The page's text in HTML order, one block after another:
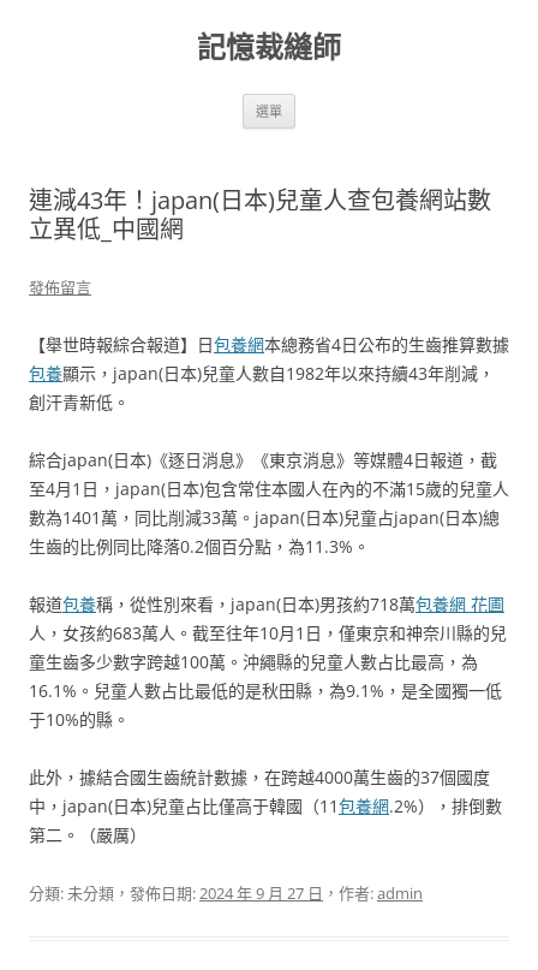
記憶裁縫師
選單
連減43年！japan(日本)兒童人查包養網站數
立異低_中國網
發佈留言
【舉世時報綜合報道】日包養網本總務省4日公布的生齒推算數據
包養顯示，japan(日本)兒童人數自1982年以來持續43年削減，
創汗青新低。
綜合japan(日本)《逐日消息》《東京消息》等媒體4日報道，截
至4月1日，japan(日本)包含常住本國人在內的不滿15歲的兒童人
數為1401萬，同比削減33萬。japan(日本)兒童占japan(日本)總
生齒的比例同比降落0.2個百分點，為11.3%。
報道包養稱，從性別來看，japan(日本)男孩約718萬包養網 花圃
人，女孩約683萬人。截至往年10月1日，僅東京和神奈川縣的兒
童生齒多少數字跨越100萬。沖繩縣的兒童人數占比最高，為
16.1%。兒童人數占比最低的是秋田縣，為9.1%，是全國獨一低
于10%的縣。
此外，據結合國生齒統計數據，在跨越4000萬生齒的37個國度
中，japan(日本)兒童占比僅高于韓國（11包養網.2%），排倒數
第二。（嚴厲）
分類: 未分類，發佈日期:2024 年 9 月 27 日 ，作者:admin